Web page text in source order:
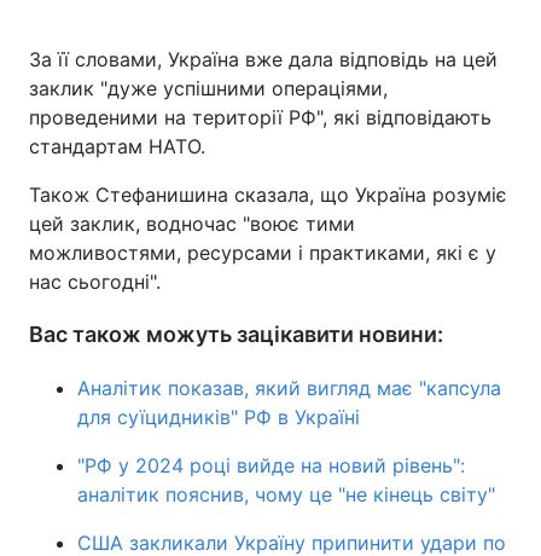
За її словами, Україна вже дала відповідь на цей
заклик "дуже успішними операціями,
проведеними на території РФ", які відповідають
стандартам НАТО.
Також Стефанишина сказала, що Україна розуміє
цей заклик, водночас "воює тими
можливостями, ресурсами і практиками, які є у
нас сьогодні".
Вас також можуть зацікавити новини:
Аналітик показав, який вигляд має "капсула
для суїцидників" РФ в Україні
"РФ у 2024 році вийде на новий рівень":
аналітик пояснив, чому це "не кінець світу"
США закликали Україну припинити удари по